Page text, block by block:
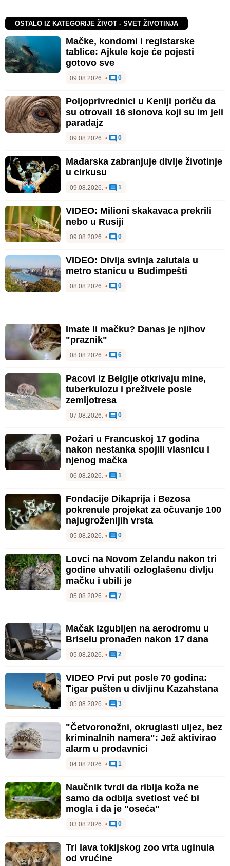
OSTALO IZ KATEGORIJE ŽIVOT - SVET ŽIVOTINJA
Mačke, kondomi i registarske
tablice: Ajkule koje će pojesti
gotovo sve
09.08.2026. • 0
Poljoprivrednici u Keniji poriču da
su otrovali 16 slonova koji su im jeli
paradajz
09.08.2026. • 0
Mađarska zabranjuje divlje životinje
u cirkusu
09.08.2026. • 1
VIDEO: Milioni skakavaca prekrili
nebo u Rusiji
09.08.2026. • 0
VIDEO: Divlja svinja zalutala u
metro stanicu u Budimpešti
08.08.2026. • 0
Imate li mačku? Danas je njihov
"praznik"
08.08.2026. • 6
Pacovi iz Belgije otkrivaju mine,
tuberkulozu i preživele posle
zemljotresa
07.08.2026. • 0
Požari u Francuskoj 17 godina
nakon nestanka spojili vlasnicu i
njenog mačka
06.08.2026. • 1
Fondacije Dikaprija i Bezosa
pokrenule projekat za očuvanje 100
najugroženijih vrsta
05.08.2026. • 0
Lovci na Novom Zelandu nakon tri
godine uhvatili ozloglašenu divlju
mačku i ubili je
05.08.2026. • 7
Mačak izgubljen na aerodromu u
Briselu pronađen nakon 17 dana
05.08.2026. • 2
VIDEO Prvi put posle 70 godina:
Tigar pušten u divljinu Kazahstana
05.08.2026. • 3
"Četvoronožni, okruglasti uljez, bez
kriminalnih namera": Jež aktivirao
alarm u prodavnici
04.08.2026. • 1
Naučnik tvrdi da riblja koža ne
samo da odbija svetlost već bi
mogla i da je "oseća"
03.08.2026. • 0
Tri lava tokijskog zoo vrta uginula
od vrućine